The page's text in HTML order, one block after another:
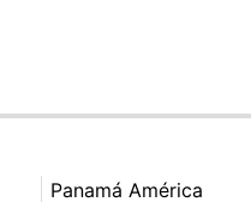
Panamá América